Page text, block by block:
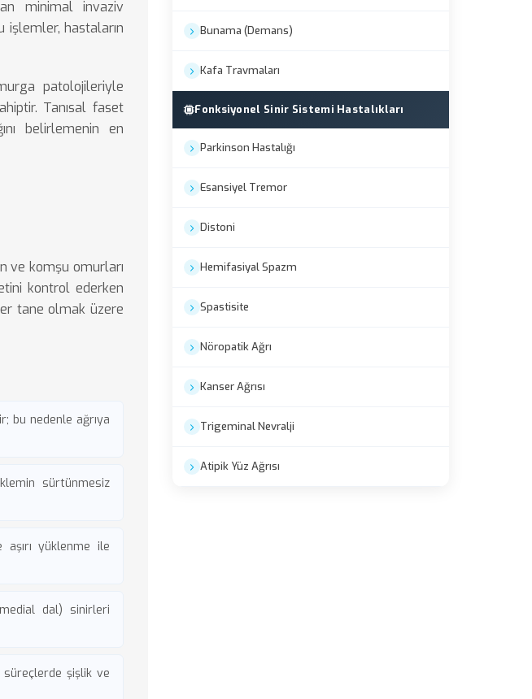
minimal invaziv
işlemler, hastaların
patolojileriyle
Tanısal faset
belirlemenin en
ve komşu omurları
kontrol ederken
tane olmak üzere
bu nedenle ağrıya
sürtünmesiz
yüklenme ile
dal) sinirleri
süreçlerde şişlik ve
Bunama (Demans)
Kafa Travmaları
Fonksiyonel Sinir Sistemi Hastalıkları
Parkinson Hastalığı
Esansiyel Tremor
Distoni
Hemifasiyal Spazm
Spastisite
Nöropatik Ağrı
Kanser Ağrısı
Trigeminal Nevralji
Atipik Yüz Ağrısı